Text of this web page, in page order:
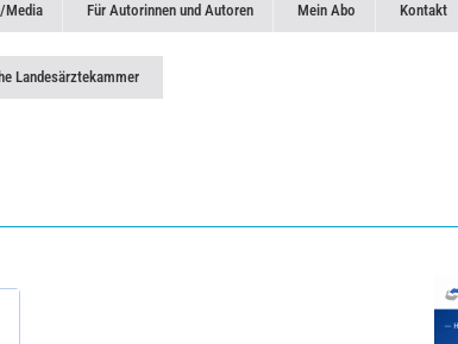
Media Für Autorinnen und Autoren Mein Abo Kontakt
Landesärztekammer